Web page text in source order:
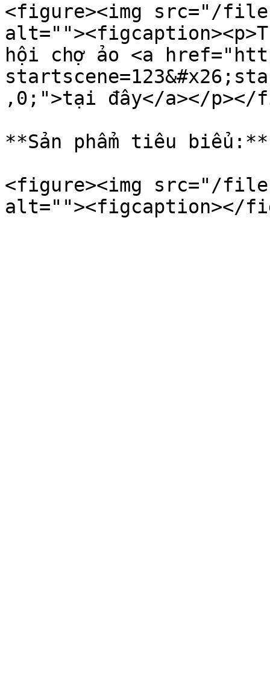
<figure><img src="/files/
hội chợ ảo <a
,0;">tại đây</a></
**Sản phẩm tiêu
<figure><img src="/files/